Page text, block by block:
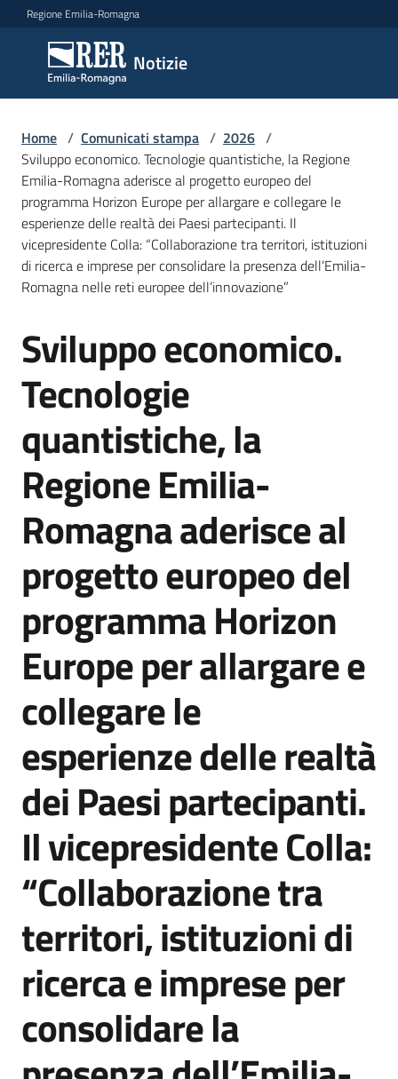
Vai al contenuto
Vai alla navigazione
Vai al footer
Regione Emilia-Romagna
Notizie
Notizie
Comunicati
stampa
Menu selezionato
Cerca
un
comunicato
Risorse
Agenzia
di
informazione
e
comunicazione
Seguici
su
Home / Comunicati stampa / 2026 /
Sviluppo economico. Tecnologie quantistiche, la Regione
Emilia-Romagna aderisce al progetto europeo del
programma Horizon Europe per allargare e collegare le
esperienze delle realtà dei Paesi partecipanti. Il
vicepresidente Colla: “Collaborazione tra territori, istituzioni
di ricerca e imprese per consolidare la presenza dell’Emilia-
Romagna nelle reti europee dell’innovazione”
Salta al contenuto
Sviluppo economico.
Tecnologie
quantistiche, la
Regione Emilia-
Romagna aderisce al
progetto europeo del
programma Horizon
Europe per allargare e
collegare le
esperienze delle realtà
dei Paesi partecipanti.
Il vicepresidente Colla:
“Collaborazione tra
territori, istituzioni di
ricerca e imprese per
consolidare la